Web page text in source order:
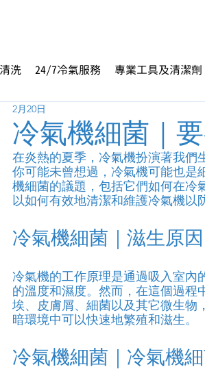
洗 24/7冷氣服務 專業工具及清潔劑
冷氣機細菌｜
2月20日
在炎熱的夏季，冷氣機扮演著我們
你可能未曾想過，冷氣機可能也是
機細菌的議題，包括它們如何在冷
以如何有效地清潔和維護冷氣機以
冷氣機細菌｜滋生原因
冷氣機的工作原理是通過吸入室內
的溫度和濕度。然而，在這個過程
埃、皮膚屑、細菌以及其它微生物
暗環境中可以快速地繁殖和滋生。
冷氣機細菌｜冷氣機